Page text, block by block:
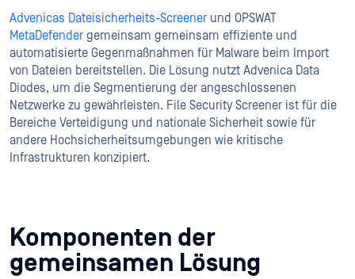
Advenicas Dateisicherheits-Screener und OPSWAT
MetaDefender gemeinsam gemeinsam effiziente und
automatisierte Gegenmaßnahmen für Malware beim Import
von Dateien bereitstellen. Die Lösung nutzt Advenica Data
Diodes, um die Segmentierung der angeschlossenen
Netzwerke zu gewährleisten. File Security Screener ist für die
Bereiche Verteidigung und nationale Sicherheit sowie für
andere Hochsicherheitsumgebungen wie kritische
Infrastrukturen konzipiert.
Komponenten der
gemeinsamen Lösung